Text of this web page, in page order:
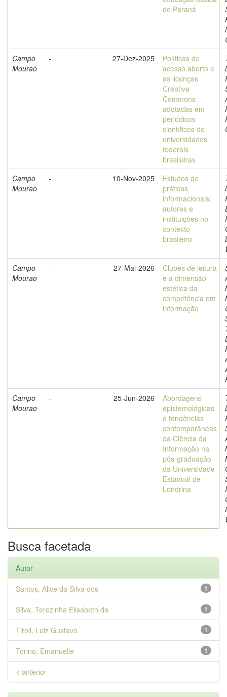
do Paraná
Campo
Mourao
- 27-Dez-2025
Políticas de
acesso aberto e
as licenças
Creative
Commons
adotadas em
periódicos
científicos de
universidades
federais
brasileiras
Campo
Mourao
- 10-Nov-2025
Estudos de
práticas
informacionais:
autores e
instituições no
contexto
brasileiro
Campo
Mourao
- 27-Mai-2026
Clubes de leitura
e a dimensão
estética da
competência em
informação
Campo
Mourao
- 25-Jun-2026
Abordagens
epistemológicas
e tendências
contemporâneas
da Ciência da
Informação na
pós-graduação
da Universidade
Estadual de
Londrina
Busca facetada
Autor
1
Santos, Alice da Silva dos
1
Silva, Terezinha Elisabeth da
1
Tiroli, Luiz Gustavo
1
Torino, Emanuelle
< anterior